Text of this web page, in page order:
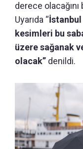
derece olacağını
Uyarıda “İstanbul
kesimleri bu
üzere sağanak
olacak” denildi.